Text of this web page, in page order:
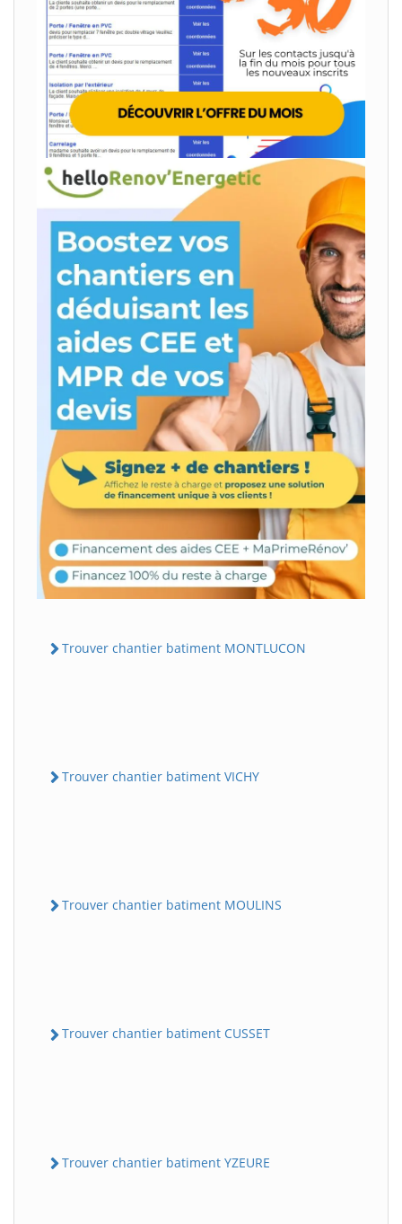
Trouver chantier batiment MONTLUCON
Trouver chantier batiment VICHY
Trouver chantier batiment MOULINS
Trouver chantier batiment CUSSET
Trouver chantier batiment YZEURE